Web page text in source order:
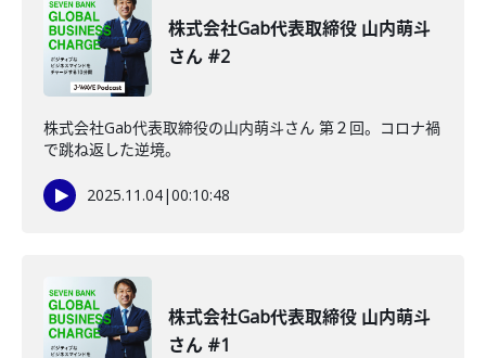
株式会社Gab代表取締役 山内萌斗
さん #2
株式会社Gab代表取締役の山内萌斗さん 第２回。コロナ禍
で跳ね返した逆境。
2025.11.04|00:10:48
株式会社Gab代表取締役 山内萌斗
さん #1